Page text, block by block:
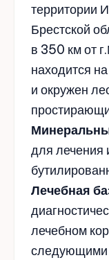
территории
Брестской
в 350 км от
находится
и окружен
для лечения
Лечебная
лечебном
следующими